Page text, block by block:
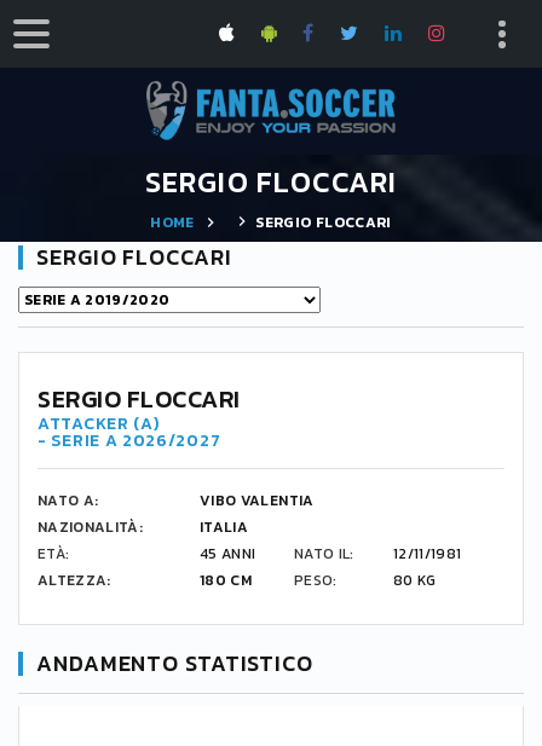
SERGIO FLOCCARI
HOME SERGIO FLOCCARI
SERGIO FLOCCARI
SERGIO FLOCCARI
ATTACKER (A)
- SERIE A 2026/2027
NATO A:
VIBO VALENTIA
NAZIONALITÀ:
ITALIA
ETÀ:
45 ANNI NATO IL:
12/11/1981
ALTEZZA:
180 CM PESO: 80 KG
ANDAMENTO STATISTICO